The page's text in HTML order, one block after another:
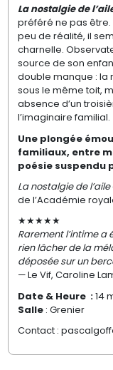
La nostalgie de
préféré ne pas être.
peu de réalité, il
charnelle.
source de son
double manque : la
sous le même toit,
absence d’un
l’imaginaire familial.
Une plongée
familiaux, entre
poésie suspendu
La nostalgie de l’aile
de l’Académie
★★★★★
Rarement l’intime
rien lâcher de la
déposée sur un
— Le Vif, Caroline
Date & Heure :14
Salle: Grenier
Contact :